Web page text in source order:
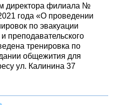
директора филиала №
года «О проведении
по эвакуации
преподавательского
тренировка по
общежития для
ул. Калинина 37